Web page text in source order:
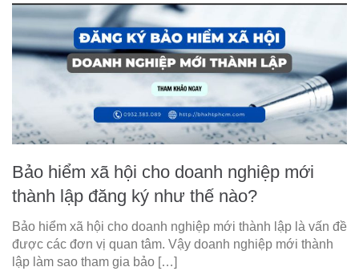
Bảo hiểm xã hội cho doanh nghiệp mới
thành lập đăng ký như thế nào?
Bảo hiểm xã hội cho doanh nghiệp mới thành lập là vấn đề
được các đơn vị quan tâm. Vậy doanh nghiệp mới thành
lập làm sao tham gia bảo […]